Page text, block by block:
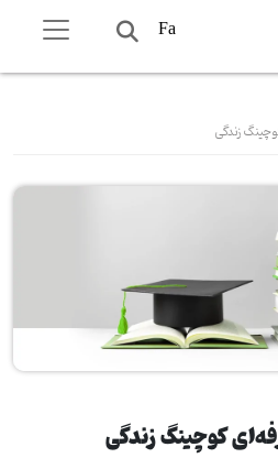
Fa
زندگی
ﮐﻮﭼﯿﻨﮓ زندگی